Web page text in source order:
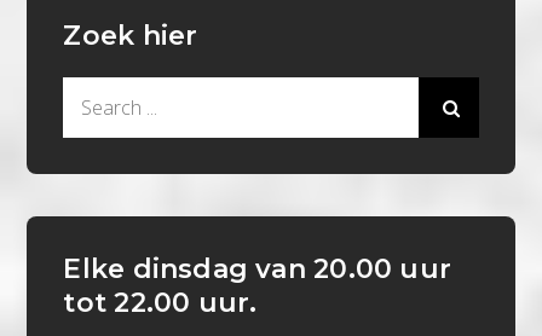
Zoek hier
Elke dinsdag van 20.00 uur
tot 22.00 uur.